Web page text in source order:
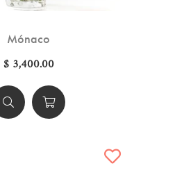
Mónaco
$ 3,400.00